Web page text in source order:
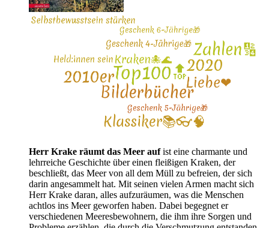
Herr Krake räumt das Meer aufist eine charmante und
lehrreiche Geschichte über einen fleißigen Kraken, der
beschließt, das Meer von all dem Müll zu befreien, der sich
darin angesammelt hat. Mit seinen vielen Armen macht sich
Herr Krake daran, alles aufzuräumen, was die Menschen
achtlos ins Meer geworfen haben. Dabei begegnet er
verschiedenen Meeresbewohnern, die ihm ihre Sorgen und